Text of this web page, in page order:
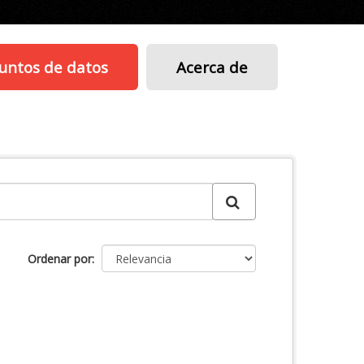
de datos Acerca de
Ordenar por